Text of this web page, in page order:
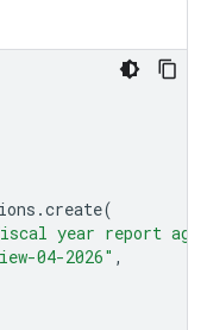
.create(
fiscal year report
04-2026" ,